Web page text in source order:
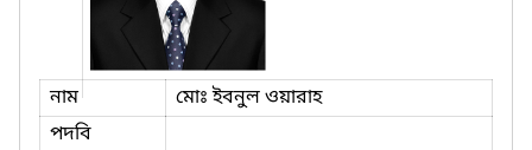
নাম
মোঃ ইবনুল ওয়ারাহ
পদবি